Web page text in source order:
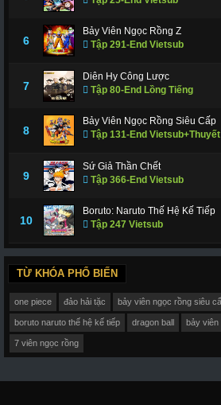
6
Bảy Viên Ngọc Rồng Z
Tập 291-End Vietsub
7
Diên Hy Công Lược
Tập 80-End Lồng Tiếng
8
Bảy Viên Ngọc Rồng Siêu Cấp
Tập 131-End
9
Sứ Giả Thần Chết
Tập 366-End Vietsub
10
Boruto: Naruto Thế Hệ Kế Tiếp
Tập 247 Vietsub
TỪ KHÓA PHỔ BIẾN
one piece đảo hải tặc bảy viên ngọc rồng siêu
boruto naruto thế hệ kế tiếp dragon ball bảy viên
7 viên ngọc rồng